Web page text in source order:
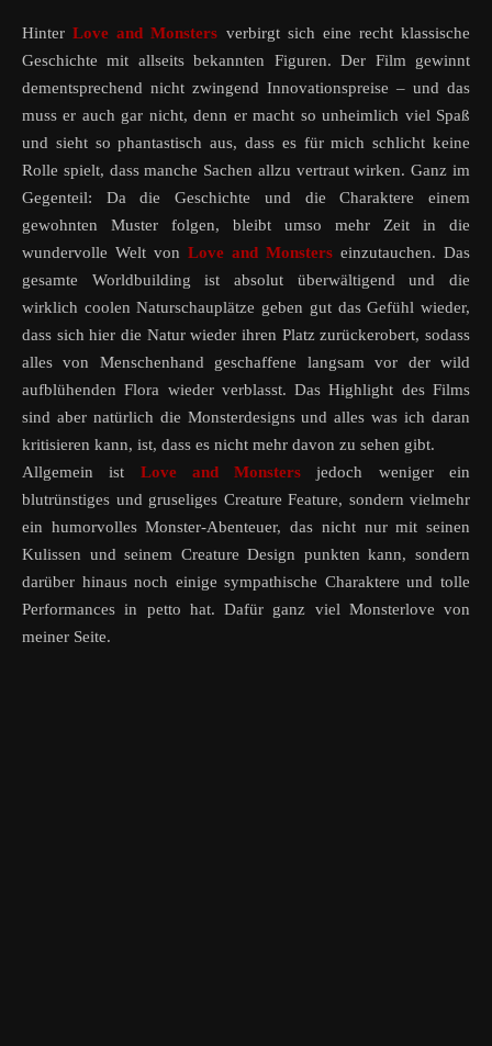
HinterLove and Monsters verbirgt sich eine recht klassische
Geschichte mit allseits bekannten Figuren. Der Film gewinnt
dementsprechend nicht zwingend Innovationspreise – und das
muss er auch gar nicht, denn er macht so unheimlich viel Spaß
und sieht so phantastisch aus, dass es für mich schlicht keine
Rolle spielt, dass manche Sachen allzu vertraut wirken. Ganz im
Gegenteil: Da die Geschichte und die Charaktere einem
gewohnten Muster folgen, bleibt umso mehr Zeit in die
wundervolle Welt von Love and Monsters einzutauchen. Das
gesamte Worldbuilding ist absolut überwältigend und die
wirklich coolen Naturschauplätze geben gut das Gefühl wieder,
dass sich hier die Natur wieder ihren Platz zurückerobert, sodass
alles von Menschenhand geschaffene langsam vor der wild
aufblühenden Flora wieder verblasst. Das Highlight des Films
sind aber natürlich die Monsterdesigns und alles was ich daran
kritisieren kann, ist, dass es nicht mehr davon zu sehen gibt.
Allgemein ist Love and Monsters jedoch weniger ein
blutrünstiges und gruseliges Creature Feature, sondern vielmehr
ein humorvolles Monster-Abenteuer, das nicht nur mit seinen
Kulissen und seinem Creature Design punkten kann, sondern
darüber hinaus noch einige sympathische Charaktere und tolle
Performances in petto hat. Dafür ganz viel Monsterlove von
meiner Seite.